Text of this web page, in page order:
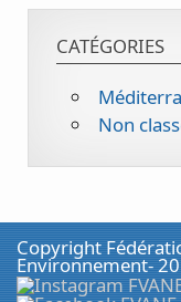
CATÉGORIES
Non
Copyright
Environnement-